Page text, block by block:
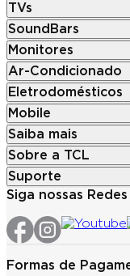
TVs
SoundBars
Monitores
Ar-Condicionado
Eletrodomésticos
Mobile
Saiba mais
Sobre a TCL
Suporte
Siga nossas
Formas de